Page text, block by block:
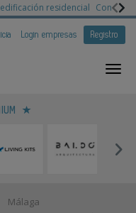
residencial
Login empresas Registro
Málaga